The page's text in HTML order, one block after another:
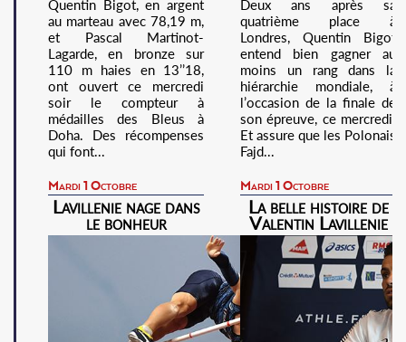
Quentin Bigot, en argent
au marteau avec 78,19 m,
et Pascal Martinot-
Lagarde, en bronze sur
110 m haies en 13’’18,
ont ouvert ce mercredi
soir le compteur à
médailles des Bleus à
Doha. Des récompenses
qui font...
Deux ans après sa
quatrième place à
Londres, Quentin Bigot
entend bien gagner au
moins un rang dans la
hiérarchie mondiale, à
l’occasion de la finale de
son épreuve, ce mercredi.
Et assure que les Polonais
Fajd...
Mardi 1 Octobre
Lavillenie nage dans
le bonheur
Mardi 1 Octobre
La belle histoire de
Valentin Lavillenie